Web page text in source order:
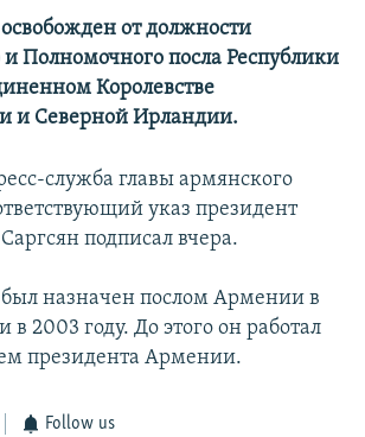
Азатутюн
от должности
Полномочного посла Республики
Королевстве
и Северной Ирландии.
служба главы армянского
указ президент
подписал вчера.
был назначен послом Армении в
в 2003 году. До этого он работал
президента Армении.
Follow us